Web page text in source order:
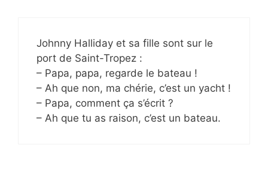
Johnny Halliday et sa fille sont sur le
port de Saint-Tropez :
– Papa, papa, regarde le bateau !
– Ah que non, ma chérie, c’est un yacht !
– Papa, comment ça s’écrit ?
– Ah que tu as raison, c’est un bateau.